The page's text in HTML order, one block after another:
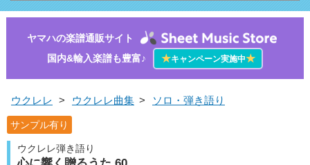
ヤマハの楽譜通販サイト
国内&輸入楽譜も豊富♪
★キャンペーン実施中★
ウクレレ > ウクレレ曲集 > ソロ・弾き語り
サンプル有り
ウクレレ弾き語り